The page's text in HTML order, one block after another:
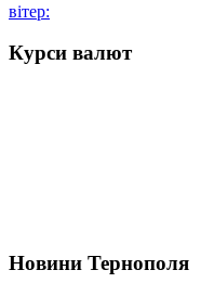
вітер:
Курси валют
Новини Тернополя